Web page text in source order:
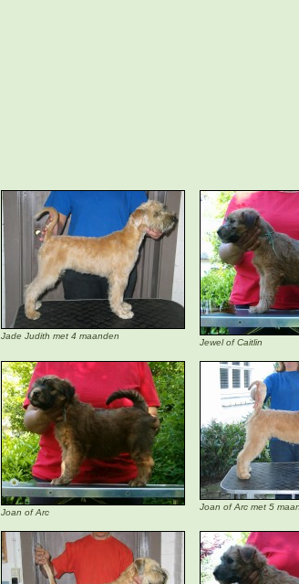
Jade Judith met 4 maanden
Jewel of Caitlin
Joan of Arc
Joan of Arc met 5